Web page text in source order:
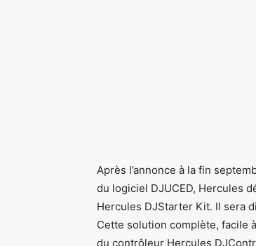
Après l’annonce à la fin
du logiciel DJUCED, Hercules
Hercules DJStarter Kit. Il sera
Cette solution complète, facile
du contrôleur Hercules